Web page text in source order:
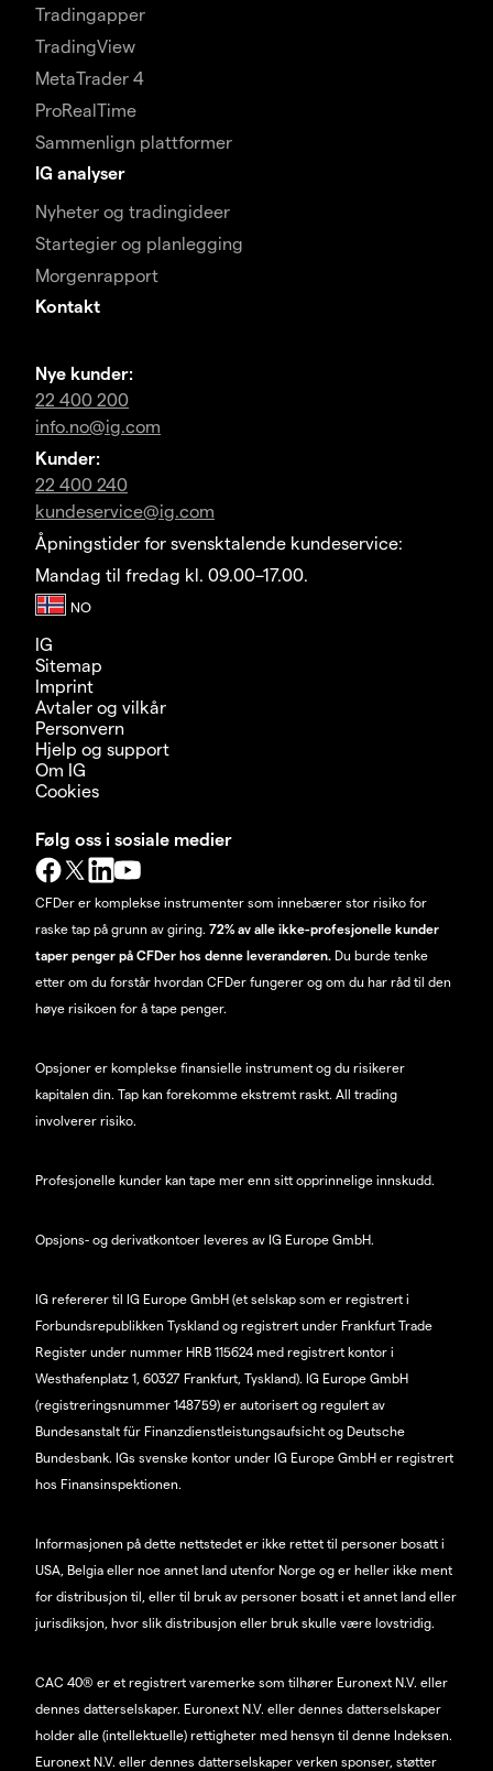
Tradingapper
TradingView
MetaTrader 4
ProRealTime
Sammenlign plattformer
IG analyser
Nyheter og tradingideer
Startegier og planlegging
Morgenrapport
Kontakt
Nye kunder:
22 400 200
info.no@ig.com
Kunder:
22 400 240
kundeservice@ig.com
Åpningstider for svensktalende kundeservice:
Mandag til fredag kl. 09.00–17.00.
IG
Sitemap
Imprint
Avtaler og vilkår
Personvern
Hjelp og support
Om IG
Cookies
Følg oss i sosiale medier
CFDer er komplekse instrumenter som innebærer stor risiko for
raske tap på grunn av giring. 72% av alle ikke-profesjonelle kunder
taper penger på CFDer hos denne leverandøren. Du burde tenke
etter om du forstår hvordan CFDer fungerer og om du har råd til den
høye risikoen for å tape penger.
Opsjoner er komplekse finansielle instrument og du risikerer
kapitalen din. Tap kan forekomme ekstremt raskt. All trading
involverer risiko.
Profesjonelle kunder kan tape mer enn sitt opprinnelige innskudd.
Opsjons- og derivatkontoer leveres av IG Europe GmbH.
IG refererer til IG Europe GmbH (et selskap som er registrert i
Forbundsrepublikken Tyskland og registrert under Frankfurt Trade
Register under nummer HRB 115624 med registrert kontor i
Westhafenplatz 1, 60327 Frankfurt, Tyskland). IG Europe GmbH
(registreringsnummer 148759) er autorisert og regulert av
Bundesanstalt für Finanzdienstleistungsaufsicht og Deutsche
Bundesbank. IGs svenske kontor under IG Europe GmbH er registrert
hos Finansinspektionen.
Informasjonen på dette nettstedet er ikke rettet til personer bosatt i
USA, Belgia eller noe annet land utenfor Norge og er heller ikke ment
for distribusjon til, eller til bruk av personer bosatt i et annet land eller
jurisdiksjon, hvor slik distribusjon eller bruk skulle være lovstridig.
CAC 40® er et registrert varemerke som tilhører Euronext N.V. eller
dennes datterselskaper. Euronext N.V. eller dennes datterselskaper
holder alle (intellektuelle) rettigheter med hensyn til denne Indeksen.
Euronext N.V. eller dennes datterselskaper verken sponser, støtter